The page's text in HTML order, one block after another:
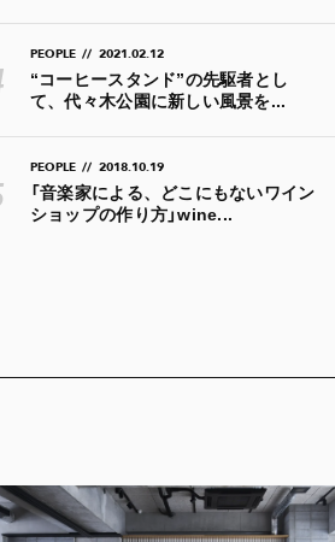
PEOPLE // 2021.02.12
“コーヒースタンド”の先駆者とし
て、代々木公園に新しい風景を...
PEOPLE // 2018.10.19
「音楽家による、どこにもないワイン
ショップの作り方」wine...